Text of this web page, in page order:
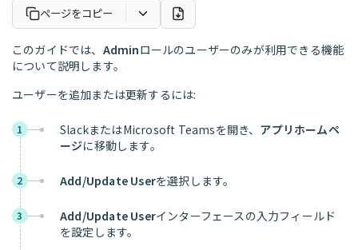
ページをコピー
このガイドでは、 Adminロールのユーザーのみが利用できる機能
について説明します。
ユーザーを追加または更新するには:
1 SlackまたはMicrosoft Teamsを開き、 アプリホームペ
ージに移動します。
2 Add/Update Userを選択します。
3 Add/Update Userインターフェースの入力フィールド
を設定します。